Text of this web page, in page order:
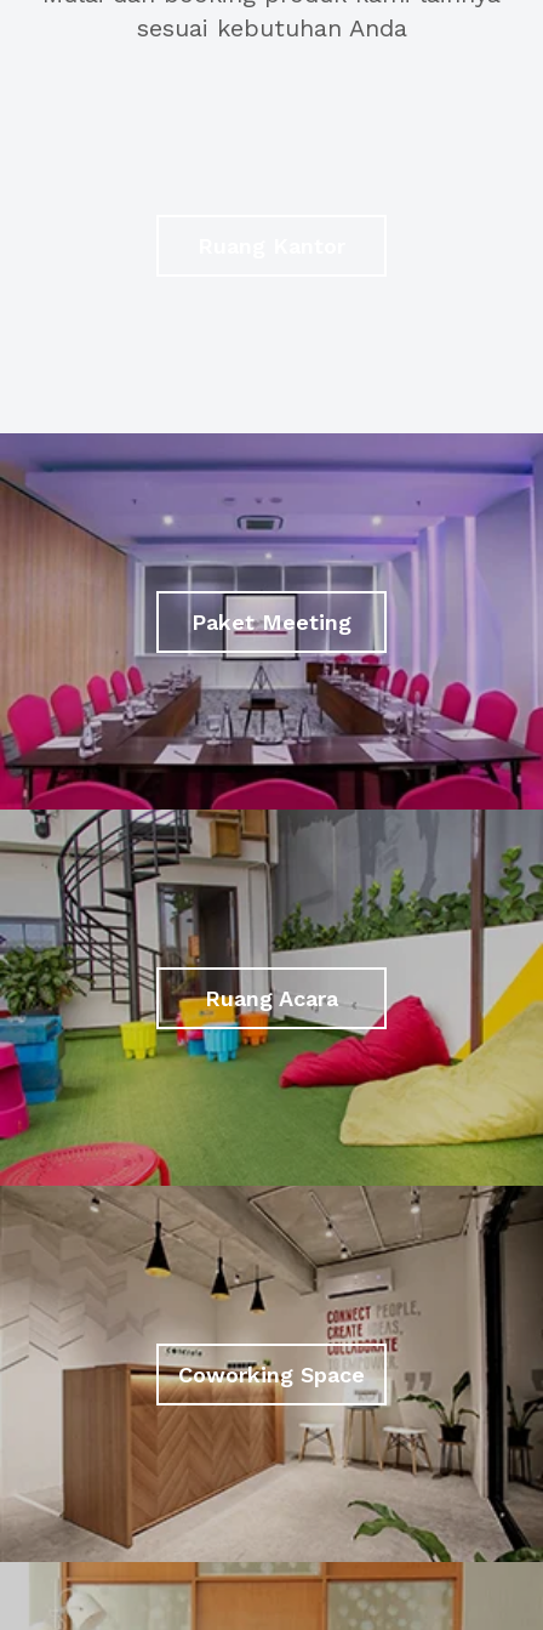
sesuai kebutuhan Anda
Paket Meeting
Ruang Acara
Coworking Space